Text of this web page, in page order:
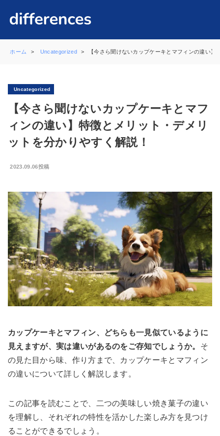
ホーム Uncategorized 【今さら聞けないカップケーキとマフィンの違い
Uncategorized
【今さら聞けないカップケーキとマフ
ィンの違い】特徴とメリット・デメリ
ットを分かりやすく解説！
2023.09.06投稿
カップケーキとマフィン、どちらも一見似ているように
見えますが、実は違いがあるのをご存知でしょうか。 そ
の見た目から味、作り方まで、カップケーキとマフィン
の違いについて詳しく解説します。
この記事を読むことで、二つの美味しい焼き菓子の違い
を理解し、それぞれの特性を活かした楽しみ方を見つけ
ることができるでしょう。